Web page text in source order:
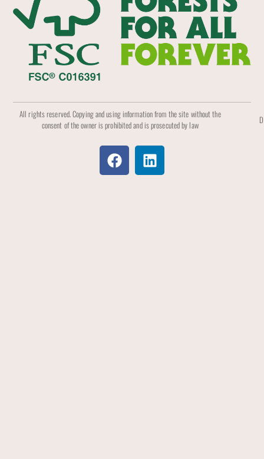
All rights reserved. Copying and using information from the site without the
consent of the owner is prohibited and is prosecuted by law